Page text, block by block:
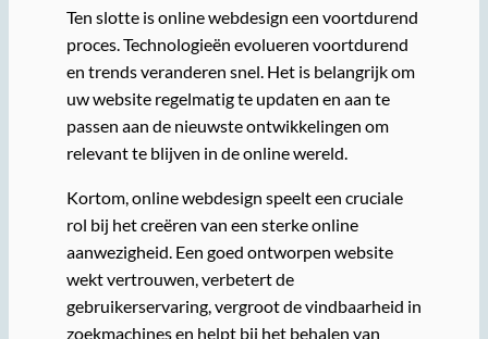
Ten slotte is online webdesign een voortdurend
proces. Technologieën evolueren voortdurend
en trends veranderen snel. Het is belangrijk om
uw website regelmatig te updaten en aan te
passen aan de nieuwste ontwikkelingen om
relevant te blijven in de online wereld.
Kortom, online webdesign speelt een cruciale
rol bij het creëren van een sterke online
aanwezigheid. Een goed ontworpen website
wekt vertrouwen, verbetert de
gebruikerservaring, vergroot de vindbaarheid in
zoekmachines en helpt bij het behalen van